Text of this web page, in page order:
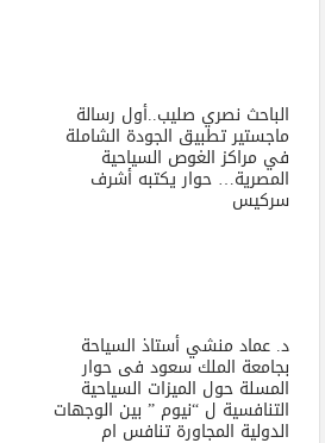
الباحث نصري صليب..أول رسالة
ماجستير تطبيق الجودة الشاملة
في مراكز الغوص السياحية
المصرية… حوار يكتبه أشرف
سركيس
د. عماد منشي أستاذ السياحة
بجامعة الملك سعود فى حوار
المسلة حول الميزات السياحية
التنافسية ل “نيوم ” بين الوجهات
الدولية المجاورة تنافس ام